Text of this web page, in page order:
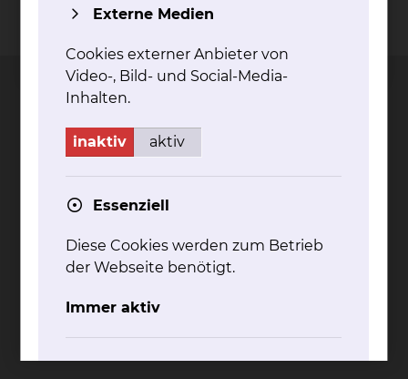
Kontakt Impressum
Städtisches Klinikum
Braunschweig gGmbH
Freisestr. 9/10
Tel.: 0531/595-0
www.klinikum-braunschweig.de
Externe Medien
Cookies externer Anbieter von
Video-, Bild- und Social-Media-
Inhalten.
inaktiv aktiv
Essenziell
Diese Cookies werden zum Betrieb
der Webseite benötigt.
Immer aktiv
Komfort